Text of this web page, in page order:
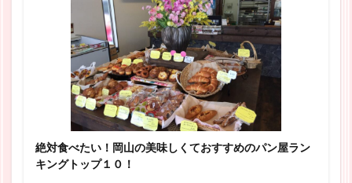
絶対食べたい！岡山の美味しくておすすめのパン屋ラン
キングトップ１０！